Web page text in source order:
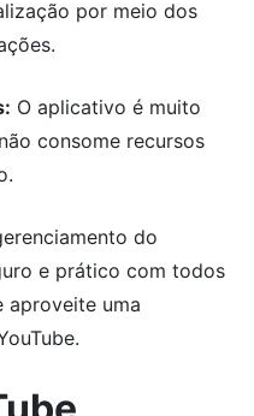
por meio dos
O aplicativo é muito
consome recursos
do
e prático com todos
aproveite uma